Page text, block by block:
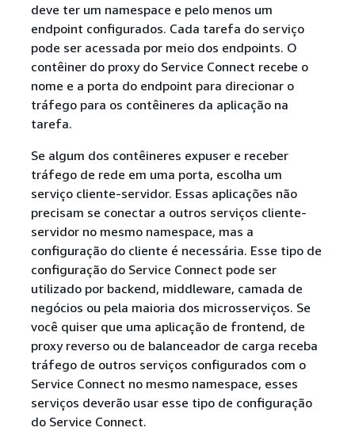
deve ter um namespace e pelo menos um
endpoint configurados. Cada tarefa do serviço
pode ser acessada por meio dos endpoints. O
contêiner do proxy do Service Connect recebe o
nome e a porta do endpoint para direcionar o
tráfego para os contêineres da aplicação na
tarefa.
Se algum dos contêineres expuser e receber
tráfego de rede em uma porta, escolha um
serviço cliente-servidor. Essas aplicações não
precisam se conectar a outros serviços cliente-
servidor no mesmo namespace, mas a
configuração do cliente é necessária. Esse tipo de
configuração do Service Connect pode ser
utilizado por backend, middleware, camada de
negócios ou pela maioria dos microsserviços. Se
você quiser que uma aplicação de frontend, de
proxy reverso ou de balanceador de carga receba
tráfego de outros serviços configurados com o
Service Connect no mesmo namespace, esses
serviços deverão usar esse tipo de configuração
do Service Connect.